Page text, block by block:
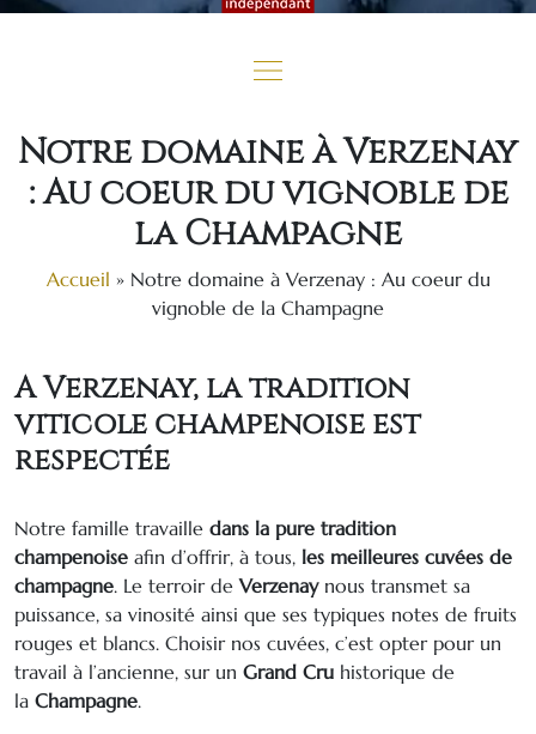
Notre domaine à Verzenay
: Au coeur du vignoble de
la Champagne
Accueil » Notre domaine à Verzenay : Au coeur du
vignoble de la Champagne
A Verzenay, la tradition
viticole champenoise est
respectée
Notre famille travaille dans la pure tradition
champenoise afin d’offrir, à tous, les meilleures cuvées de
champagne. Le terroir deVerzenaynous transmet sa
puissance, sa vinosité ainsi que ses typiques notes de fruits
rouges et blancs. Choisir nos cuvées, c’est opter pour un
travail à l’ancienne, sur un Grand Cru historique de
la Champagne.